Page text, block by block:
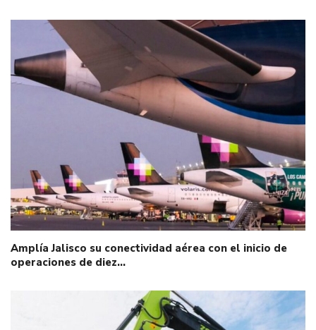
Amplía Jalisco su conectividad aérea con el inicio de
operaciones de diez…